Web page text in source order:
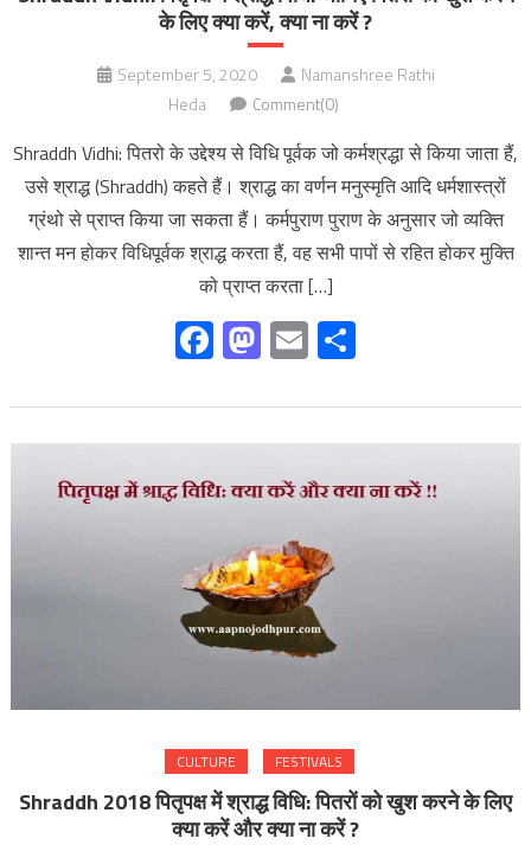
के लिए क्या करें, क्या ना करें ?
September 5, 2020
Namanshree Rathi
Heda
Comment(0)
Shraddh Vidhi: पितरो के उद्देश्य से विधि पूर्वक जो कर्मश्रद्धा से किया जाता हैं,
उसे श्राद्ध (Shraddh) कहते हैं। श्राद्ध का वर्णन मनुस्मृति आदि धर्मशास्त्रों
ग्रंथो से प्राप्त किया जा सकता हैं। कर्मपुराण पुराण के अनुसार जो व्यक्ति
शान्त मन होकर विधिपूर्वक श्राद्ध करता हैं, वह सभी पापों से रहित होकर मुक्ति
को प्राप्त करता […]
Facebook
Mastodon
Email
CULTURE FESTIVALS
Shraddh 2018 पितृपक्ष में श्राद्ध विधि: पितरों को खुश करने के लिए
क्या करें और क्या ना करें ?